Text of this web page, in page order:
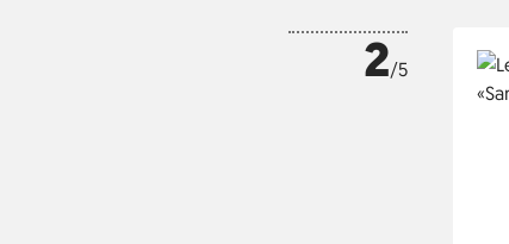
2/5